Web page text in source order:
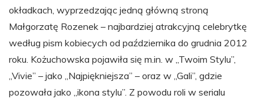
okładkach, wyprzedzając jedną główną stroną
Małgorzatę Rozenek – najbardziej atrakcyjną celebrytkę
według pism kobiecych od października do grudnia 2012
roku. Kożuchowska pojawiła się m.in. w „Twoim Stylu”,
„Vivie” – jako „Najpiękniejsza” – oraz w „Gali”, gdzie
pozowała jako „ikona stylu”. Z powodu roli w serialu